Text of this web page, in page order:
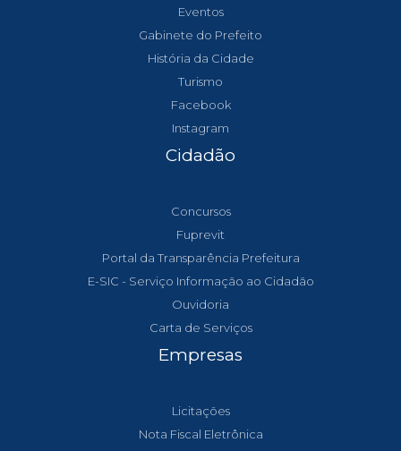
Eventos
Gabinete do Prefeito
História da Cidade
Turismo
Facebook
Instagram
Cidadão
Concursos
Fuprevit
Portal da Transparência Prefeitura
E-SIC - Serviço Informação ao Cidadão
Ouvidoria
Carta de Serviços
Empresas
Licitações
Nota Fiscal Eletrônica